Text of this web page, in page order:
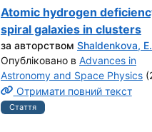
Atomic hydrogen
spiral galaxies in clusters
за авторством Shaldenkova,
Опубліковано в Advances in
Astronomy and Space Physics
Отримати повний текст
Стаття